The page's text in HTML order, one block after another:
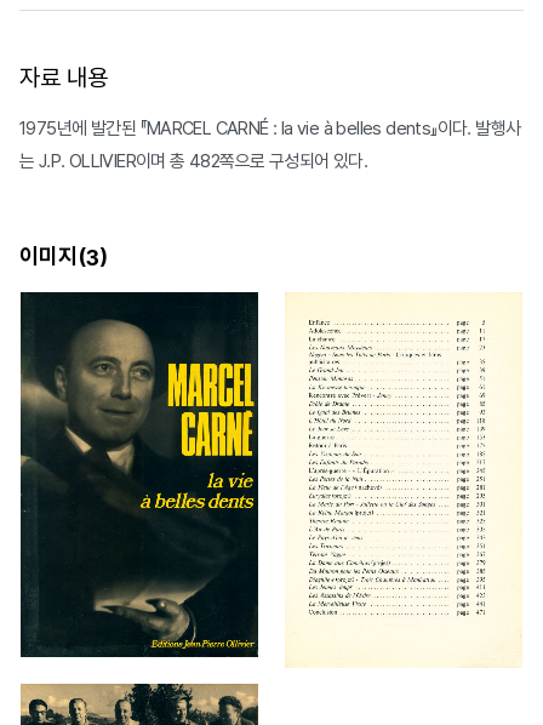
자료 내용
1975년에 발간된 『MARCEL CARNÉ : la vie à belles dents』이다. 발행사
는 J.P. OLLIVIER이며 총 482쪽으로 구성되어 있다.
이미지(3)